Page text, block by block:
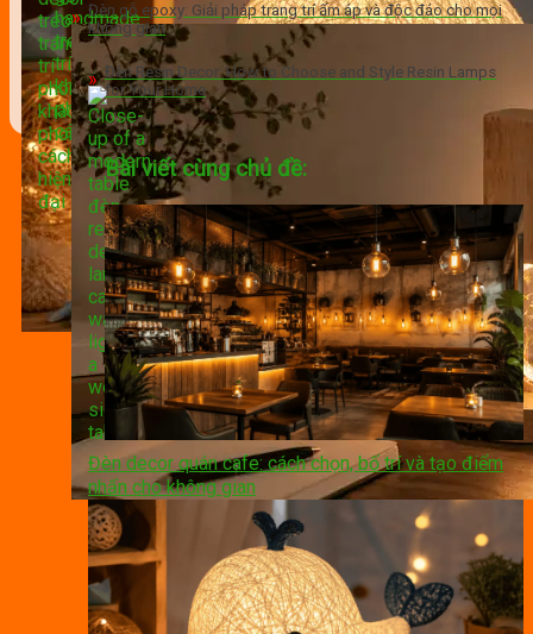
Đèn gỗ epoxy: Giải pháp trang trí ấm áp và độc đáo cho mọi
không gian
Đèn Resin Decor: How to Choose and Style Resin Lamps
for Your Home
Bài viết cùng chủ đề:
Đèn decor quán cafe: cách chọn, bố trí và tạo điểm
nhấn cho không gian